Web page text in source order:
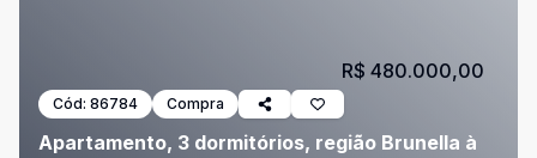
Cód: 86784 Compra
Apartamento, 3 dormitórios, região Brunella à
R$ 480.000,00